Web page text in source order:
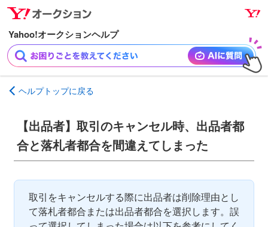
ナ
ビ
ゲ
ー
シ
ョ
ン
ッ
メ
イ
ン
コ
ン
テ
ン
キ
プ
ヘルプトップに戻る
【出品者】取引のキャンセル時、出品者都
合と落札者都合を間違えてしまった
取引をキャンセルする際に出品者は削除理由とし
て落札者都合または出品者都合を選択します。誤